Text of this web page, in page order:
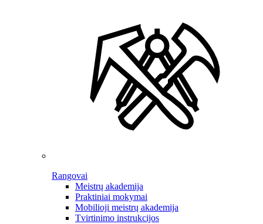
Rangovai
Meistrų akademija
Praktiniai mokymai
Mobilioji meistrų akademija
Tvirtinimo instrukcijos